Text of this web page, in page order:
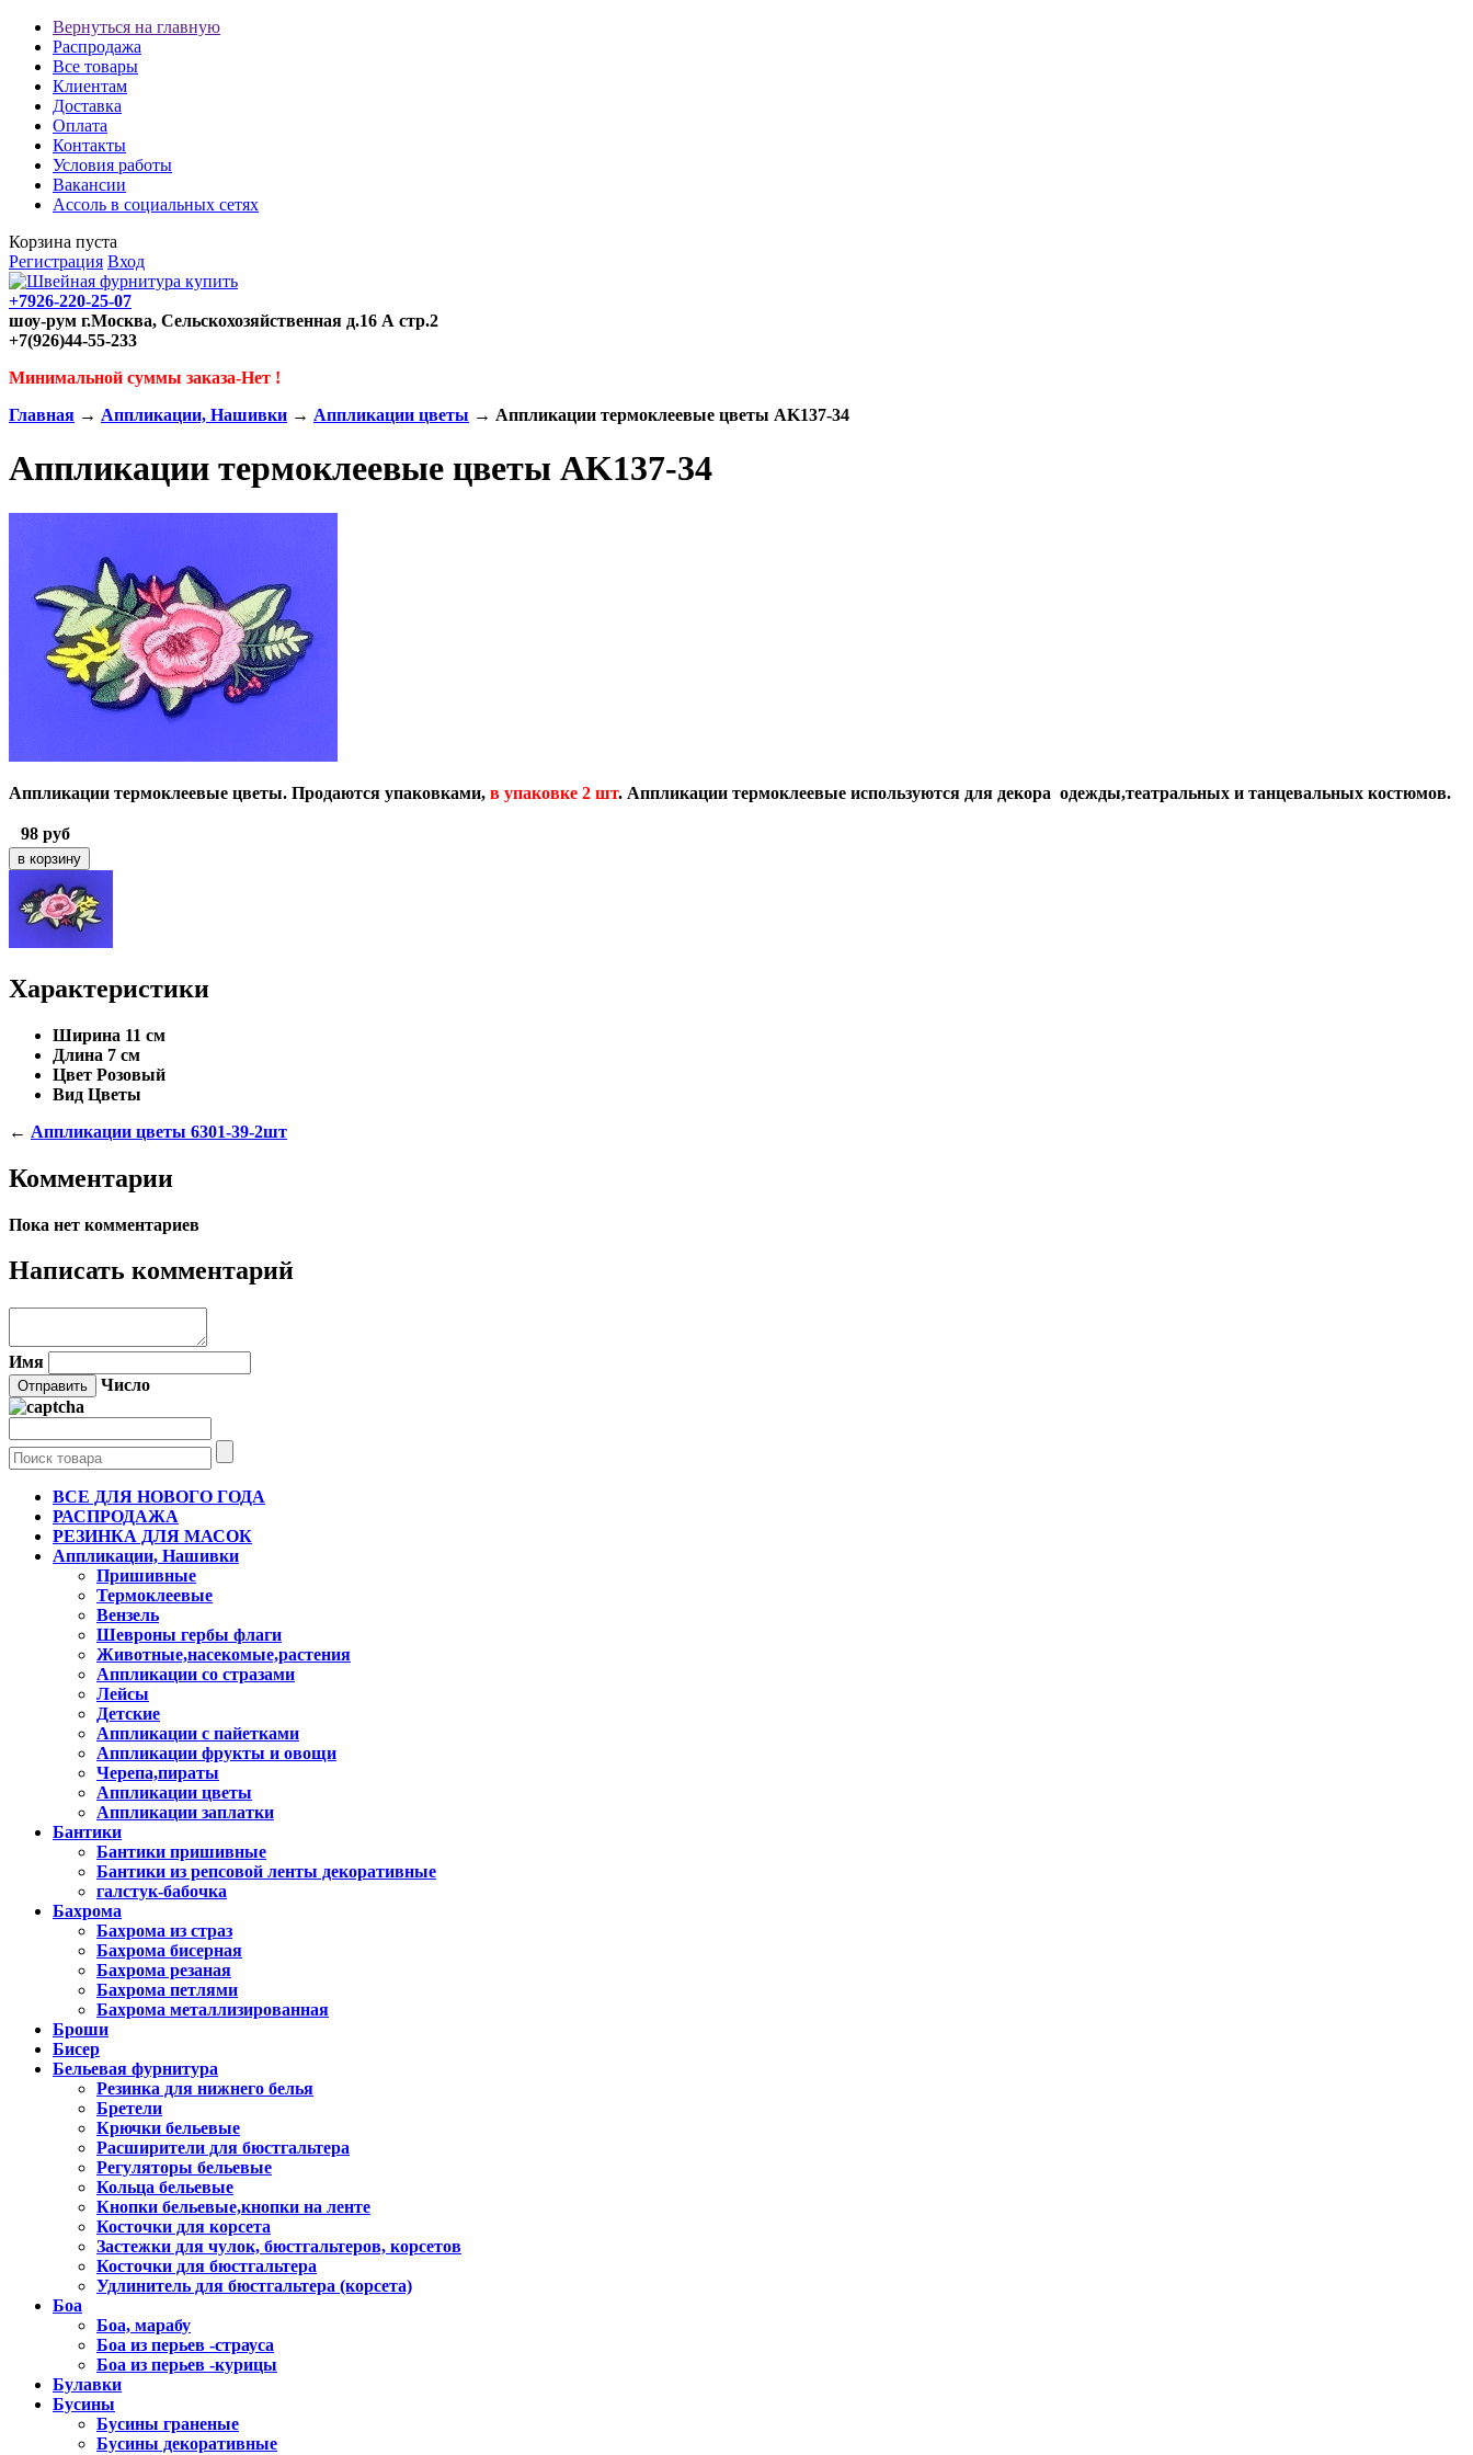
Вернуться на главную
Распродажа
Все товары
Клиентам
Доставка
Оплата
Контакты
Условия работы
Вакансии
Ассоль в социальных сетях
Корзина пуста
Регистрация Вход
+7926-220-25-07
шоу-рум г.Москва, Сельскохозяйственная д.16 А стр.2
+7(926)44-55-233
Минимальной суммы заказа-Нет !
Главная → Аппликации, Нашивки → Аппликации цветы → Аппликации термоклеевые цветы AK137-34
Аппликации термоклеевые цветы AK137-34
Аппликации термоклеевые цветы. Продаются упаковками, в упаковке 2 шт. Аппликации термоклеевые используются для декора одежды,театральных и танцевальных костюмов.
98 руб
Характеристики
Ширина 11 см
Длина 7 см
Цвет Розовый
Вид Цветы
← Аппликации цветы 6301-39-2шт
Комментарии
Пока нет комментариев
Написать комментарий
Имя
Число
ВСЕ ДЛЯ НОВОГО ГОДА
РАСПРОДАЖА
РЕЗИНКА ДЛЯ МАСОК
Аппликации, Нашивки
Пришивные
Термоклеевые
Вензель
Шевроны гербы флаги
Животные,насекомые,растения
Аппликации со стразами
Лейсы
Детские
Аппликации с пайетками
Аппликации фрукты и овощи
Черепа,пираты
Аппликации цветы
Аппликации заплатки
Бантики
Бантики пришивные
Бантики из репсовой ленты декоративные
галстук-бабочка
Бахрома
Бахрома из страз
Бахрома бисерная
Бахрома резаная
Бахрома петлями
Бахрома металлизированная
Броши
Бисер
Бельевая фурнитура
Резинка для нижнего белья
Бретели
Крючки бельевые
Расширители для бюстгальтера
Регуляторы бельевые
Кольца бельевые
Кнопки бельевые,кнопки на ленте
Косточки для корсета
Застежки для чулок, бюстгальтеров, корсетов
Косточки для бюстгальтера
Удлинитель для бюстгальтера (корсета)
Боа
Боа, марабу
Боа из перьев -страуса
Боа из перьев -курицы
Булавки
Бусины
Бусины граненые
Бусины декоративные